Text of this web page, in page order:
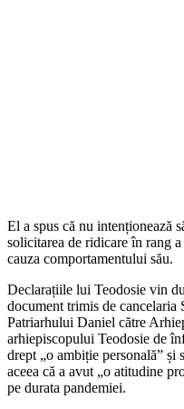
El a spus că nu intenționează
solicitarea de ridicare în rang
cauza comportamentului său.
Declarațiile lui Teodosie vin
document trimis de
Patriarhului Daniel către
arhiepiscopului Teodosie de
drept „o ambiție personală”
aceea că a avut „o atitudine
pe durata pandemiei.